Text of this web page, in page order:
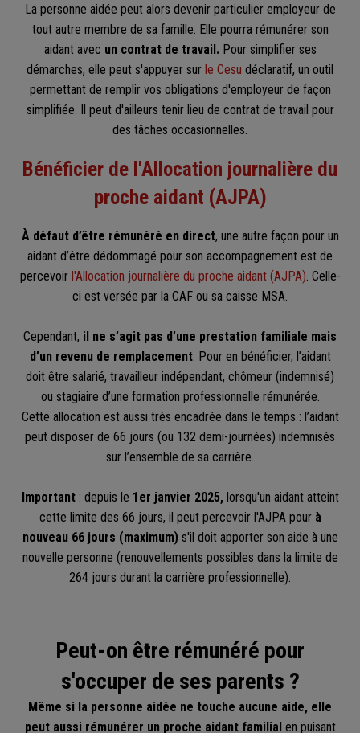
La personne aidée peut alors devenir particulier employeur de
tout autre membre de sa famille. Elle pourra rémunérer son
aidant avec un contrat de travail. Pour simplifier ses
démarches, elle peut s'appuyer sur le Cesu déclaratif, un outil
permettant de remplir vos obligations d'employeur de façon
simplifiée. Il peut d'ailleurs tenir lieu de contrat de travail pour
des tâches occasionnelles.
Bénéficier de l'Allocation journalière du
proche aidant (AJPA)
À défaut d’être rémunéré en direct, une autre façon pour un
aidant d’être dédommagé pour son accompagnement est de
percevoir l'Allocation journalière du proche aidant (AJPA). Celle-
ci est versée par la CAF ou sa caisse MSA.
Cependant, il ne s’agit pas d’une prestation familiale mais
d’un revenu de remplacement. Pour en bénéficier, l’aidant
doit être salarié, travailleur indépendant, chômeur (indemnisé)
ou stagiaire d’une formation professionnelle rémunérée.
Cette allocation est aussi très encadrée dans le temps : l’aidant
peut disposer de 66 jours (ou 132 demi-journées) indemnisés
sur l’ensemble de sa carrière.
Important : depuis le 1er janvier 2025,lorsqu'un aidant atteint
cette limite des 66 jours, il peut percevoir l'AJPA pour à
nouveau 66 jours (maximum) s'il doit apporter son aide à une
nouvelle personne (renouvellements possibles dans la limite de
264 jours durant la carrière professionnelle).
Peut-on être rémunéré pour
s'occuper de ses parents ?
Même si la personne aidée ne touche aucune aide, elle
peut aussi rémunérer un proche aidant familial en puisant